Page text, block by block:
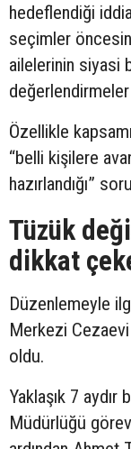
hedeflendiği
seçimler
ailelerinin siyasi
değerlendirmeler
Özellikle
“belli kişilere
hazırlandığı”
Tüzük
dikkat
Düzenlemeyle
Merkezi Cezaevi
oldu.
Yaklaşık 7
Müdürlüğü